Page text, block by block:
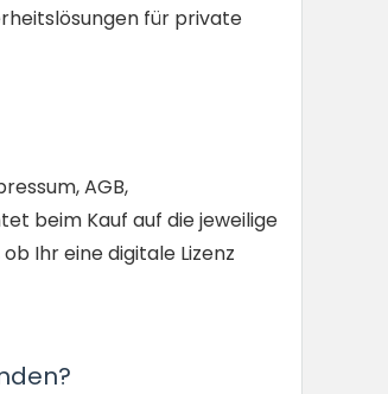
für private
AGB,
beim Kauf auf die jeweilige
Ihr eine digitale Lizenz